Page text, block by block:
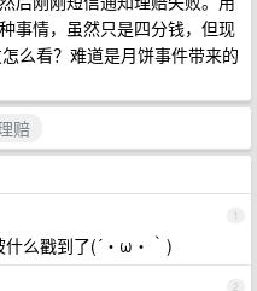
事情，虽然只是四分钱，但现
么看？难道是月饼事件带来的
赔
1
么戳到了(´・ω・｀)
2